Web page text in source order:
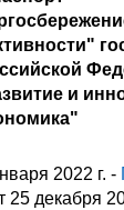
и
2022 г. -
25 декабря